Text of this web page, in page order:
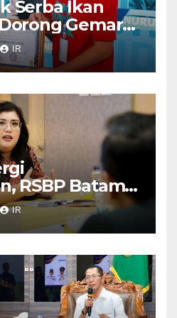
Serba Ikan
Gemar
IR
RSBP Batam
Ketersediaan
IR